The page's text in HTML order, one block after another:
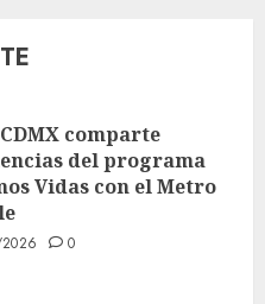
comparte
del programa
Vidas con el Metro
0